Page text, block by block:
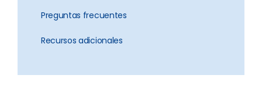
Preguntas frecuentes
Recursos adicionales